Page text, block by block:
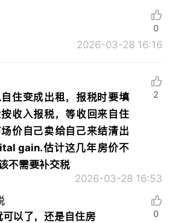
2026-03-28 16:16
0
住变成出租，报税时要填
收入报税，等收回来自住
价自己卖给自己来结清出
gain.估计这几年房价不
不需要补交税
2026-03-28 16:53
2
以了，还是自住房
0